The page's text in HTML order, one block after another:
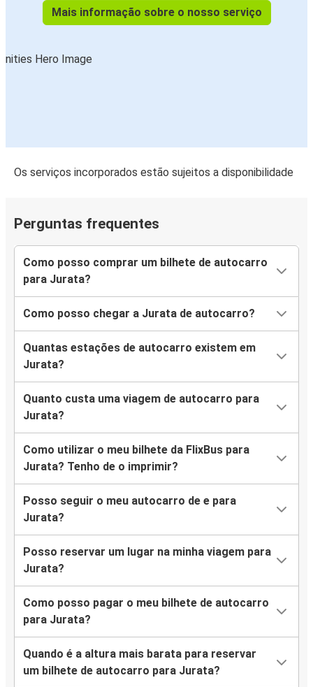
Mais informação sobre o nosso serviço
Os serviços incorporados estão sujeitos a disponibilidade
Perguntas frequentes
Como posso comprar um bilhete de autocarro
para Jurata?
Como posso chegar a Jurata de autocarro?
Quantas estações de autocarro existem em
Jurata?
Quanto custa uma viagem de autocarro para
Jurata?
Como utilizar o meu bilhete da FlixBus para
Jurata? Tenho de o imprimir?
Posso seguir o meu autocarro de e para
Jurata?
Posso reservar um lugar na minha viagem para
Jurata?
Como posso pagar o meu bilhete de autocarro
para Jurata?
Quando é a altura mais barata para reservar
um bilhete de autocarro para Jurata?